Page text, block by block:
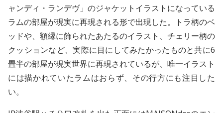
ャンディ・ランデヴ」のジャケットイラストになっている
ラムの部屋が現実に再現される形で出現した。トラ柄のベ
ッドや、額縁に飾られたあたるのイラスト、チェリー柄の
クッションなど、実際に目にしてみたかったものと共に6
畳半の部屋が現実世界に再現されているが、唯一イラスト
には描かれていたラムはおらず、その行方にも注目した
い。